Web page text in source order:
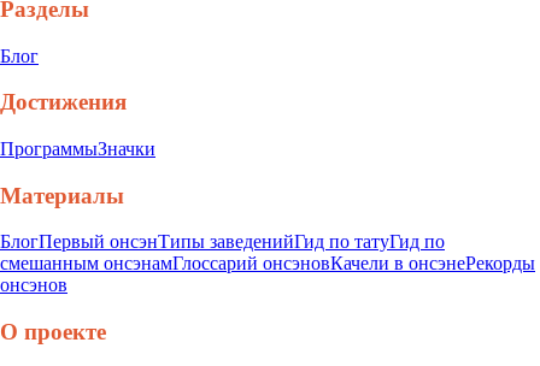
Разделы
Блог
Достижения
ПрограммыЗначки
Материалы
БлогПервый онсэнТипы заведенийГид по татуГид по
смешанным онсэнамГлоссарий онсэновКачели в онсэнеРекорды
онсэнов
О проекте